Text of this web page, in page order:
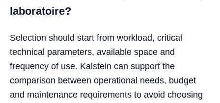
laboratoire?
Selection should start from workload, critical
technical parameters, available space and
frequency of use. Kalstein can support the
comparison between operational needs, budget
and maintenance requirements to avoid choosing